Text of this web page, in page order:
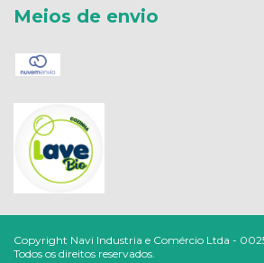
Meios de envio
Copyright Navi Industria e Comércio Ltda -
Todos os direitos reservados.